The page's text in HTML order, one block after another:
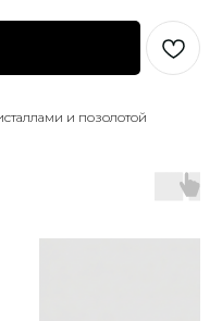
и позолотой